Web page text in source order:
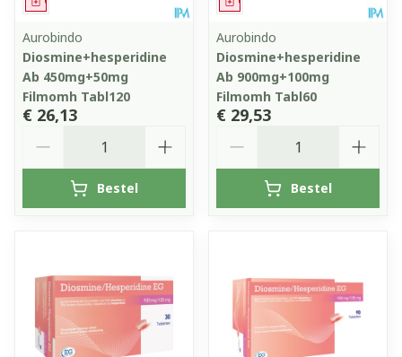
Aurobindo
Diosmine+hesperidine
Ab 450mg+50mg
Filmomh Tabl120
€ 26,13
Bestel
Aurobindo
Diosmine+hesperidine
Ab 900mg+100mg
Filmomh Tabl60
€ 29,53
Bestel